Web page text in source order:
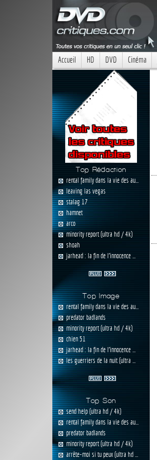
Accueil HD DVD Cinéma
Top Rédaction
rental family dans la vie des au...
leaving las vegas
stalag 17
hamnet
arco
minority report (ultra hd / 4k)
shoah
jarhead : la fin de l'innocence ...
Top Image
rental family dans la vie des au...
predator badlands
minority report (ultra hd / 4k)
chien 51
jarhead : la fin de l'innocence ...
les guerriers de la nuit (ultra ...
Top Son
send help (ultra hd / 4k)
rental family dans la vie des au...
predator badlands
minority report (ultra hd / 4k)
arrête-moi si tu peux (ultra hd ...